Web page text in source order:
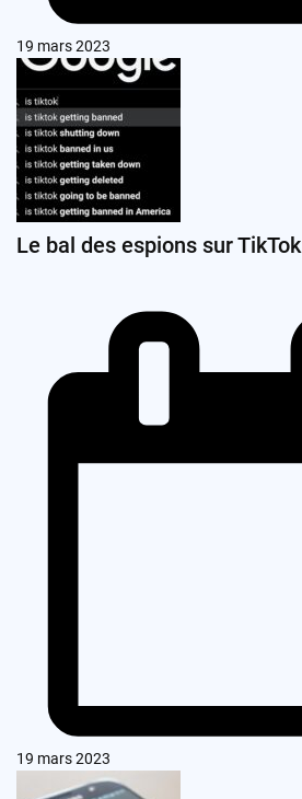
19 mars 2023
Le bal des espions sur TikTok
19 mars 2023